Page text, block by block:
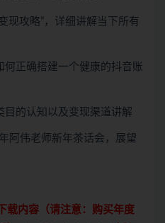
现攻略”，详细讲解当下所有
何正确搭建一个健康的抖音账
目的认知以及变现渠道讲解
阿伟老师新年茶话会，展望
载内容（请注意： 购买年度